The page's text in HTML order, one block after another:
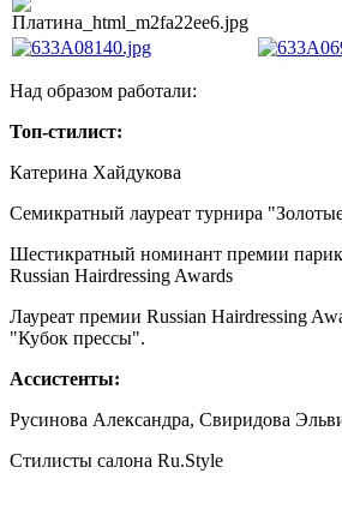
Над образом работали:
Топ-стилист:
Катерина Хайдукова
Семикратный лауреат турнира
Шестикратный номинант премии
Russian Hairdressing Awards
Лауреат премии Russian Hairdressing
"Кубок прессы".
Ассистенты:
Русинова Александра, Свиридова
Стилисты салона Ru.Style